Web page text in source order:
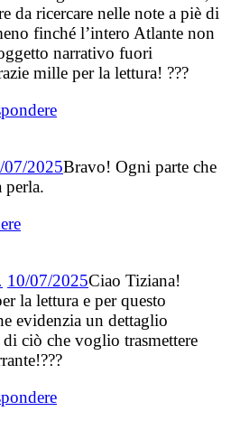
da ricercare nelle note a piè di
finché l’intero Atlante non
narrativo fuori
mille per la lettura! ???
07/2025Bravo! Ogni parte che
perla.
10/07/2025Ciao Tiziana!
la lettura e per questo
evidenzia un dettaglio
ciò che voglio trasmettere